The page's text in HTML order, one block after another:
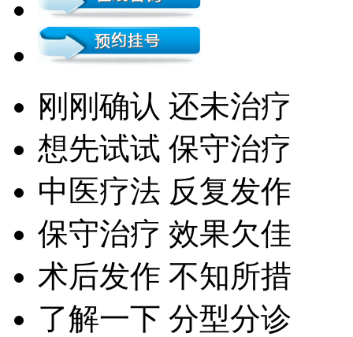
刚刚确认 还未治疗
想先试试 保守治疗
中医疗法 反复发作
保守治疗 效果欠佳
术后发作 不知所措
了解一下 分型分诊